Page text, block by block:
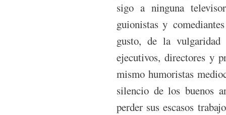
sigo a ninguna
guionistas y
gusto, de la
ejecutivos, directores y
mismo humoristas
silencio de los buenos
perder sus escasos